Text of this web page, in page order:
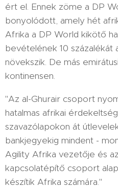
ért el. Ennek zöme a DP
bonyolódott, amely hét
Afrika a DP World kikötő
bevételének 10 százalékát
növekszik. De más
kontinensen.
"Az al-Ghurair csoport
hatalmas afrikai
szavazólapokon át
bankjegyekig mindent -
Agility Afrika vezetője és
kapcsolatépítő csoport
készítik Afrika számára."